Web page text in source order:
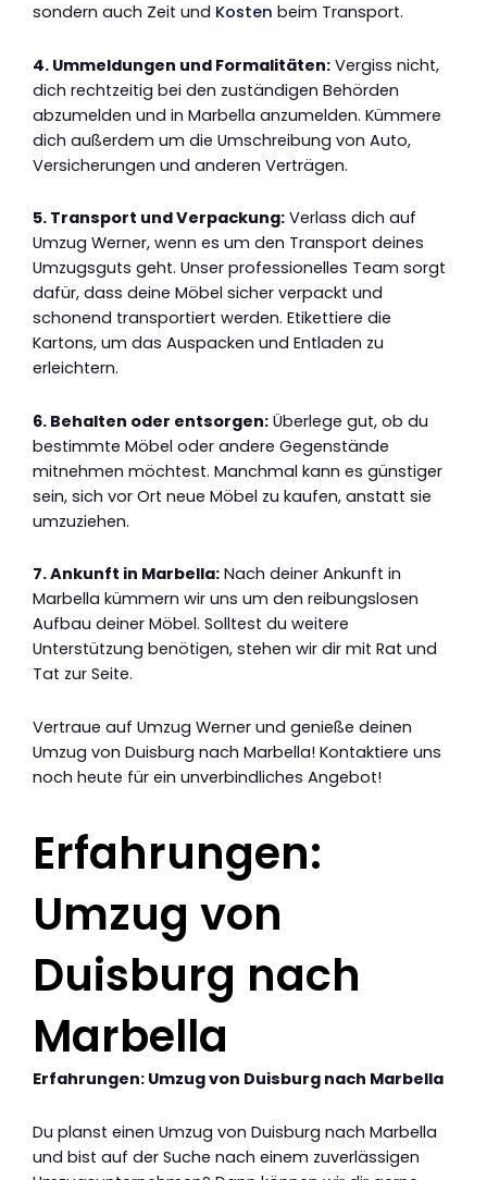
sondern auch Zeit und Kosten beim Transport.
4. Ummeldungen und Formalitäten: Vergiss nicht,
dich rechtzeitig bei den zuständigen Behörden
abzumelden und in Marbella anzumelden. Kümmere
dich außerdem um die Umschreibung von Auto,
Versicherungen und anderen Verträgen.
5. Transport und Verpackung: Verlass dich auf
Umzug Werner, wenn es um den Transport deines
Umzugsguts geht. Unser professionelles Team sorgt
dafür, dass deine Möbel sicher verpackt und
schonend transportiert werden. Etikettiere die
Kartons, um das Auspacken und Entladen zu
erleichtern.
6. Behalten oder entsorgen: Überlege gut, ob du
bestimmte Möbel oder andere Gegenstände
mitnehmen möchtest. Manchmal kann es günstiger
sein, sich vor Ort neue Möbel zu kaufen, anstatt sie
umzuziehen.
7. Ankunft in Marbella: Nach deiner Ankunft in
Marbella kümmern wir uns um den reibungslosen
Aufbau deiner Möbel. Solltest du weitere
Unterstützung benötigen, stehen wir dir mit Rat und
Tat zur Seite.
Vertraue auf Umzug Werner und genieße deinen
Umzug von Duisburg nach Marbella! Kontaktiere uns
noch heute für ein unverbindliches Angebot!
Erfahrungen:
Umzug von
Duisburg nach
Marbella
Erfahrungen: Umzug von Duisburg nach Marbella
Du planst einen Umzug von Duisburg nach Marbella
und bist auf der Suche nach einem zuverlässigen